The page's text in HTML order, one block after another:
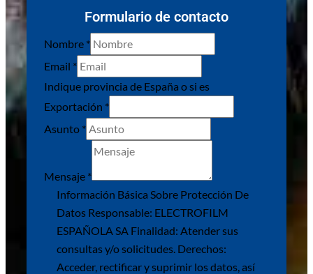
Formulario de contacto
Nombre *
Email *
Indique provincia de España o si es
Exportación *
Asunto *
Mensaje *
adicional.
ESPAÑOLA
Información Básica Sobre Protección De
Datos Responsable: ELECTROFILM
ESPAÑOLA SA Finalidad: Atender sus
consultas y/o solicitudes. Derechos:
Acceder, rectificar y suprimir los datos, así